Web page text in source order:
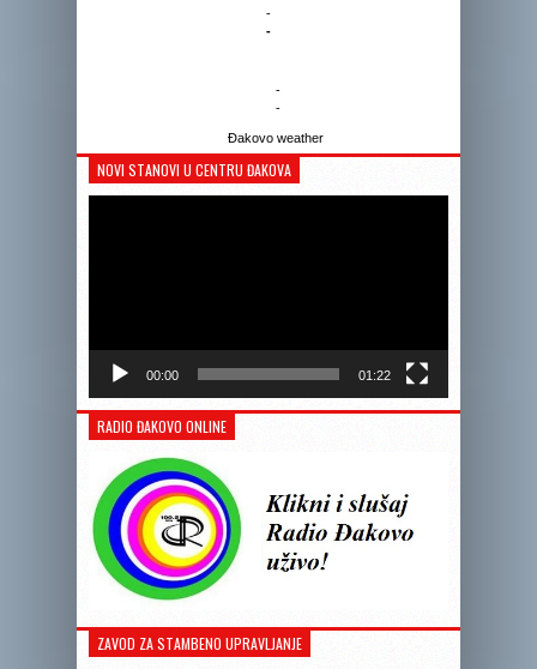
-
-
-
-
Đakovo weather
NOVI STANOVI U CENTRU ĐAKOVA
00:00 01:22
RADIO ĐAKOVO ONLINE
ZAVOD ZA STAMBENO UPRAVLJANJE